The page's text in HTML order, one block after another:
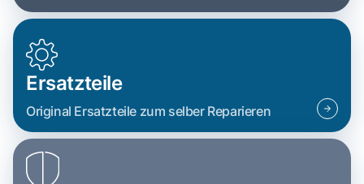
Ersatzteile
Original Ersatzteile zum selber Reparieren